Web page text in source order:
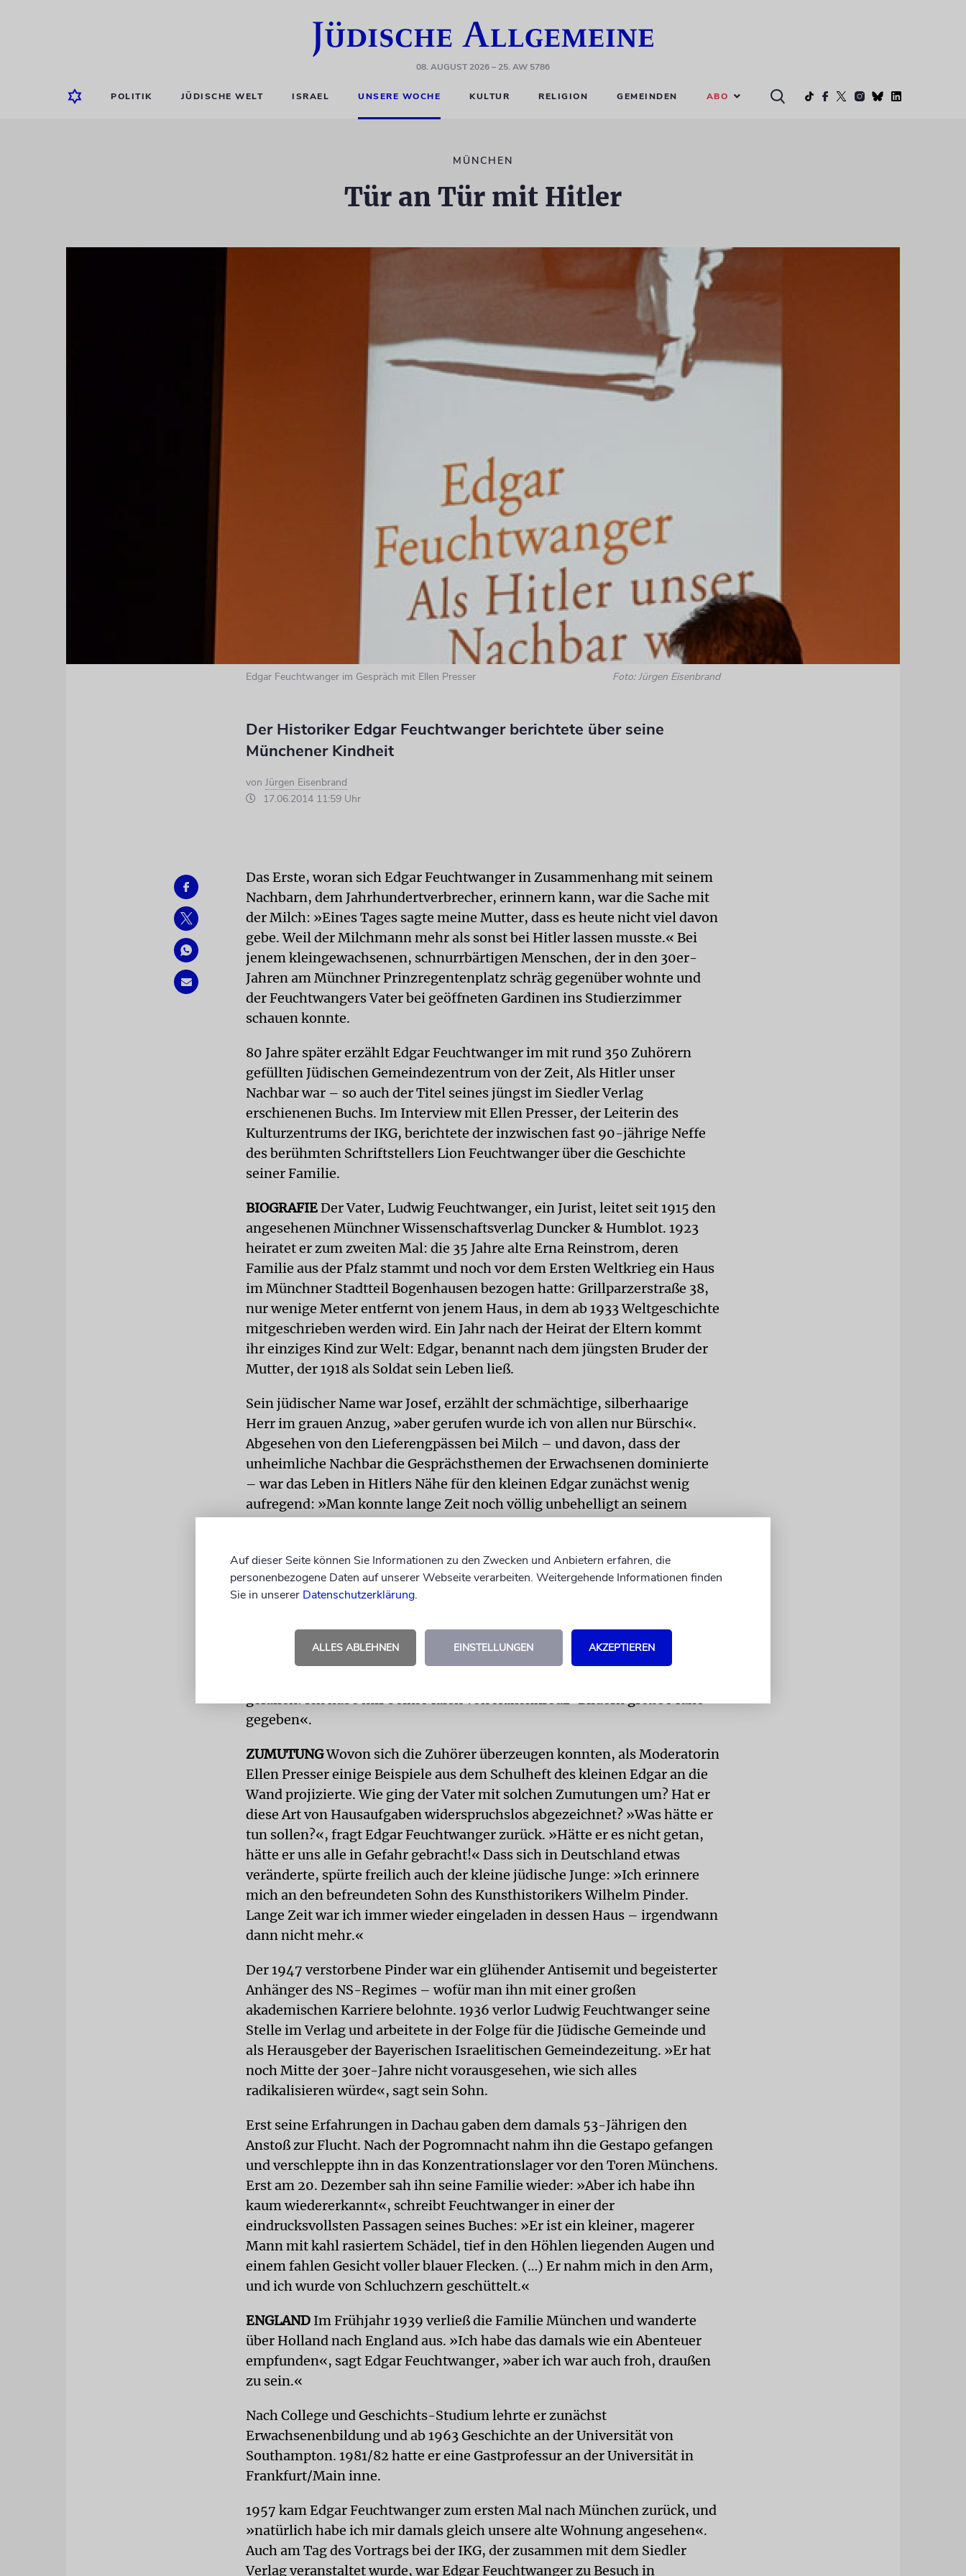
08. AUGUST 2026– 25. AW 5786
POLITIK JÜDISCHE WELT ISRAEL UNSERE WOCHE KULTUR RELIGION GEMEINDEN ABO
MÜNCHEN
Tür an Tür mit Hitler
Edgar Feuchtwanger im Gespräch mit Ellen Presser Foto: Jürgen Eisenbrand
Der Historiker Edgar Feuchtwanger berichtete über seine
Münchener Kindheit
von Jürgen Eisenbrand
17.06.2014 11:59 Uhr
Das Erste, woran sich Edgar Feuchtwanger in Zusammenhang mit seinem
Nachbarn, dem Jahrhundertverbrecher, erinnern kann, war die Sache mit
der Milch: »Eines Tages sagte meine Mutter, dass es heute nicht viel davon
gebe. Weil der Milchmann mehr als sonst bei Hitler lassen musste.« Bei
jenem kleingewachsenen, schnurrbärtigen Menschen, der in den 30er-
Jahren am Münchner Prinzregentenplatz schräg gegenüber wohnte und
der Feuchtwangers Vater bei geöffneten Gardinen ins Studierzimmer
schauen konnte.
80 Jahre später erzählt Edgar Feuchtwanger im mit rund 350 Zuhörern
gefüllten Jüdischen Gemeindezentrum von der Zeit, Als Hitler unser
Nachbar war – so auch der Titel seines jüngst im Siedler Verlag
erschienenen Buchs. Im Interview mit Ellen Presser, der Leiterin des
Kulturzentrums der IKG, berichtete der inzwischen fast 90-jährige Neffe
des berühmten Schriftstellers Lion Feuchtwanger über die Geschichte
seiner Familie.
BIOGRAFIEDer Vater, Ludwig Feuchtwanger, ein Jurist, leitet seit 1915 den
angesehenen Münchner Wissenschaftsverlag Duncker & Humblot. 1923
heiratet er zum zweiten Mal: die 35 Jahre alte Erna Reinstrom, deren
Familie aus der Pfalz stammt und noch vor dem Ersten Weltkrieg ein Haus
im Münchner Stadtteil Bogenhausen bezogen hatte: Grillparzerstraße 38,
nur wenige Meter entfernt von jenem Haus, in dem ab 1933 Weltgeschichte
mitgeschrieben werden wird. Ein Jahr nach der Heirat der Eltern kommt
ihr einziges Kind zur Welt: Edgar, benannt nach dem jüngsten Bruder der
Mutter, der 1918 als Soldat sein Leben ließ.
Sein jüdischer Name war Josef, erzählt der schmächtige, silberhaarige
Herr im grauen Anzug, »aber gerufen wurde ich von allen nur Bürschi«.
Abgesehen von den Lieferengpässen bei Milch – und davon, dass der
unheimliche Nachbar die Gesprächsthemen der Erwachsenen dominierte
– war das Leben in Hitlers Nähe für den kleinen Edgar zunächst wenig
aufregend: »Man konnte lange Zeit noch völlig unbehelligt an seinem
Wie auch an eine Begegnung im Jahre 1934, als Hitler bereits
Reichskanzler war: »Ich stand vor dem Haus, Hitler kam heraus, ich sah
ihn an, er sah mich an, Passanten riefen ›Heil Hitler!‹. Er lüftete kurz den
»Machtergreifung« hatte Ludwig Feuchtwanger seinen Platz an der Spitze
von Duncker & Humblot räumen müssen, arbeitete aber in zweiter Reihe
gefallen: Ich habe mir beim Malen von Hakenkreuz-Bildern große Mühe
gegeben«.
ZUMUTUNGWovon sich die Zuhörer überzeugen konnten, als Moderatorin
Ellen Presser einige Beispiele aus dem Schulheft des kleinen Edgar an die
Wand projizierte. Wie ging der Vater mit solchen Zumutungen um? Hat er
diese Art von Hausaufgaben widerspruchslos abgezeichnet? »Was hätte er
tun sollen?«, fragt Edgar Feuchtwanger zurück. »Hätte er es nicht getan,
hätte er uns alle in Gefahr gebracht!« Dass sich in Deutschland etwas
veränderte, spürte freilich auch der kleine jüdische Junge: »Ich erinnere
mich an den befreundeten Sohn des Kunsthistorikers Wilhelm Pinder.
Lange Zeit war ich immer wieder eingeladen in dessen Haus – irgendwann
dann nicht mehr.«
Der 1947 verstorbene Pinder war ein glühender Antisemit und begeisterter
Anhänger des NS-Regimes – wofür man ihn mit einer großen
akademischen Karriere belohnte. 1936 verlor Ludwig Feuchtwanger seine
Stelle im Verlag und arbeitete in der Folge für die Jüdische Gemeinde und
als Herausgeber der Bayerischen Israelitischen Gemeindezeitung. »Er hat
noch Mitte der 30er-Jahre nicht vorausgesehen, wie sich alles
radikalisieren würde«, sagt sein Sohn.
Erst seine Erfahrungen in Dachau gaben dem damals 53-Jährigen den
Anstoß zur Flucht. Nach der Pogromnacht nahm ihn die Gestapo gefangen
und verschleppte ihn in das Konzentrationslager vor den Toren Münchens.
Erst am 20. Dezember sah ihn seine Familie wieder: »Aber ich habe ihn
kaum wiedererkannt«, schreibt Feuchtwanger in einer der
eindrucksvollsten Passagen seines Buches: »Er ist ein kleiner, magerer
Mann mit kahl rasiertem Schädel, tief in den Höhlen liegenden Augen und
einem fahlen Gesicht voller blauer Flecken. (…) Er nahm mich in den Arm,
und ich wurde von Schluchzern geschüttelt.«
ENGLAND Im Frühjahr 1939 verließ die Familie München und wanderte
über Holland nach England aus. »Ich habe das damals wie ein Abenteuer
empfunden«, sagt Edgar Feuchtwanger, »aber ich war auch froh, draußen
zu sein.«
Nach College und Geschichts-Studium lehrte er zunächst
Erwachsenenbildung und ab 1963 Geschichte an der Universität von
Southampton. 1981/82 hatte er eine Gastprofessur an der Universität in
Frankfurt/Main inne.
1957 kam Edgar Feuchtwanger zum ersten Mal nach München zurück, und
»natürlich habe ich mir damals gleich unsere alte Wohnung angesehen«.
Auch am Tag des Vortrags bei der IKG, der zusammen mit dem Siedler
Verlag veranstaltet wurde, war Edgar Feuchtwanger zu Besuch in
Auf dieser Seite können Sie Informationen zu den Zwecken und Anbietern erfahren, die
personenbezogene Daten auf unserer Webseite verarbeiten. Weitergehende Informationen finden
Sie in unserer Datenschutzerklärung.
ALLES ABLEHNEN EINSTELLUNGEN AKZEPTIEREN